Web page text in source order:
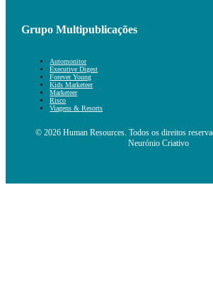
Grupo Multipublicações
Automonitor
Executive Digest
Forever Young
Kids Marketeer
Marketeer
Risco
Viagens & Resorts
© 2026 Human Resources. Todos os direitos
Neurónio Criativo